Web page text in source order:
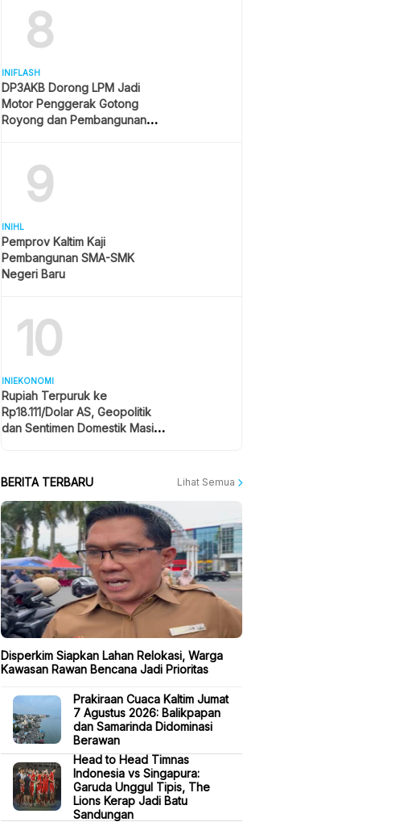
8
INIFLASH
DP3AKB Dorong LPM Jadi
Motor Penggerak Gotong
Royong dan Pembangunan
9
INIHL
Pemprov Kaltim Kaji
Pembangunan SMA-SMK
Negeri Baru
10
INIEKONOMI
Rupiah Terpuruk ke
Rp18.111/Dolar AS, Geopolitik
dan Sentimen Domestik Masih
BERITA TERBARU Lihat Semua
Disperkim Siapkan Lahan Relokasi, Warga
Kawasan Rawan Bencana Jadi Prioritas
Prakiraan Cuaca Kaltim Jumat
7 Agustus 2026: Balikpapan
dan Samarinda Didominasi
Berawan
Head to Head Timnas
Indonesia vs Singapura:
Garuda Unggul Tipis, The
Lions Kerap Jadi Batu
Sandungan